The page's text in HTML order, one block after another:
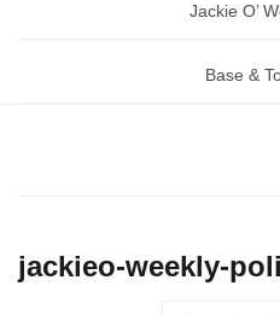
Jackie O’
Base &
jackieo-weekly-